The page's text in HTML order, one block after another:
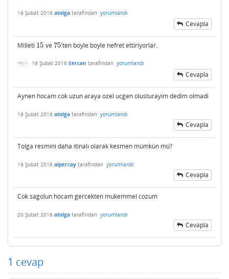
19 Şubat 2016 atolga tarafından yorumlandı
Cevapla
Milleti 15
15 ve 75
75'ten boyle boyle nefret ettiriyorlar.
19 Şubat 2016 Sercan tarafından yorumlandı
Cevapla
Aynen hocam cok uzun araya ozel ucgen olusturayim dedim olmadi
19 Şubat 2016 atolga tarafından yorumlandı
Cevapla
Tolga resmini daha itinalı olarak kesmen mümkün mü?
19 Şubat 2016 alpercay tarafından yorumlandı
Cevapla
Cok sagolun hocam gercekten mukemmel cozum
20 Şubat 2016 atolga tarafından yorumlandı
Cevapla
1 cevap